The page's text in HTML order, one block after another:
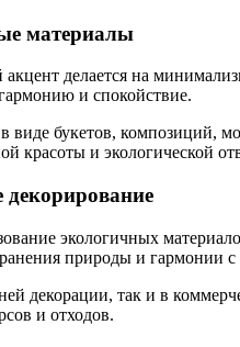
материалы
делается на
и спокойствие.
виде букетов, композиций,
красоты и экологической
декорирование
экологичных
природы и гармонии с
декорации, так и в
и отходов.